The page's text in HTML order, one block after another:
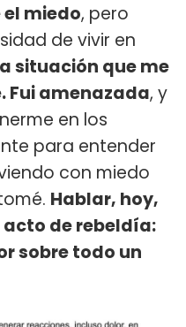
miedo, pero
de vivir en
situación que me
Fui amenazada, y
en los
para entender
con miedo
Hablar, hoy,
acto de rebeldía:
sobre todo un